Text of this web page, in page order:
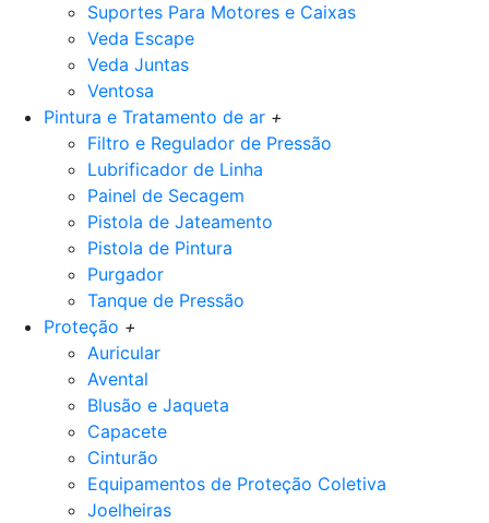
Suportes Para Motores e Caixas
Veda Escape
Veda Juntas
Ventosa
Pintura e Tratamento de ar +
Filtro e Regulador de Pressão
Lubrificador de Linha
Painel de Secagem
Pistola de Jateamento
Pistola de Pintura
Purgador
Tanque de Pressão
Proteção +
Auricular
Avental
Blusão e Jaqueta
Capacete
Cinturão
Equipamentos de Proteção Coletiva
Joelheiras